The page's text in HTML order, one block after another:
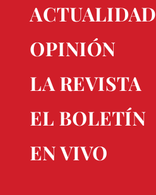
ACTUALIDAD
OPINIÓN
LA REVISTA
EL BOLETÍN
EN VIVO